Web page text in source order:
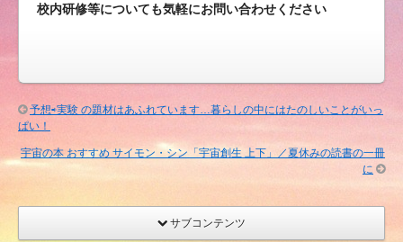
な
は
校内研修等についても気軽にお問い合わせください
予想⇨実験 の題材はあふれています…暮らしの中にはたのしいことがいっ
ぱい！
宇宙の本 おすすめ サイモン・シン「宇宙創生 上下」／夏休みの読書の一冊
に
サブコンテンツ